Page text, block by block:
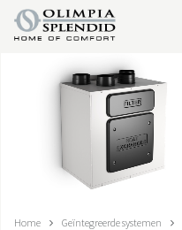
NEDERLANDSE
Home Geïntegreerde systemen